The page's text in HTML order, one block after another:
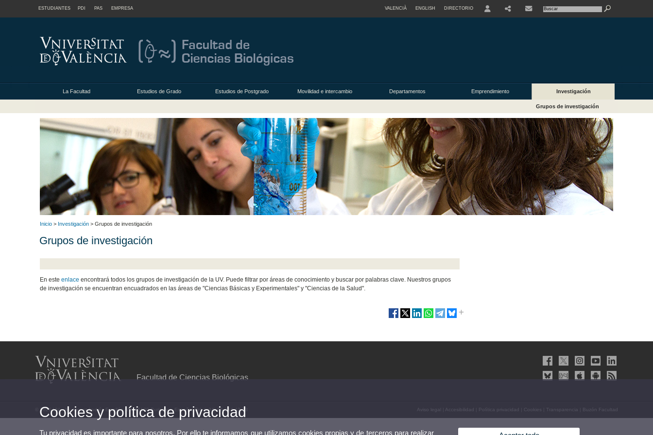
ESTUDIANTES PDI PAS EMPRESA VALENCIÀ ENGLISH DIRECTORIO
La Facultad Estudios de Grado Estudios de Postgrado Movilidad e intercambio Departamentos Emprendimiento Investigación
Grupos de investigación
Inicio > Investigación > Grupos de investigación
Grupos de investigación
En esteenlaceencontrará todos los grupos de investigación de la UV. Puede filtrar por áreas de conocimiento y buscar por palabras clave. Nuestros grupos
de investigación se encuentran encuadrados en las áreas de "Ciencias Básicas y Experimentales" y "Ciencias de la Salud".
Facultad de Ciencias Biológicas
© 2026 UV. - Av. Vicent Andrés Estellés, 19, 46100 Burjassot. España. Tel. (+34) 96 354 43 73 Aviso legal Accesibilidad Política privacidad Cookies Transparencia Buzón Facultad
Cookies y política de privacidad
Tu privacidad es importante para nosotros. Por ello te informamos que utilizamos cookies propias y de terceros para realizar